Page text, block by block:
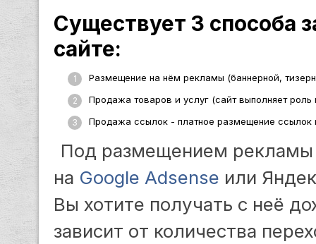
Существует 3 способа
сайте:
Размещение на нём рекламы (баннерной,
Продажа товаров и услуг (сайт выполняет роль
Продажа ссылок - платное размещение ссылок
Под размещением рекламы
на Google Adsense или
Вы хотите получать с неё
зависит от количества